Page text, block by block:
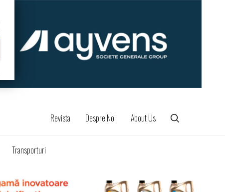
Revista Despre Noi About Us
Transporturi